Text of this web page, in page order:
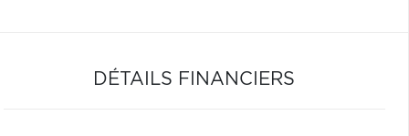
DÉTAILS FINANCIERS